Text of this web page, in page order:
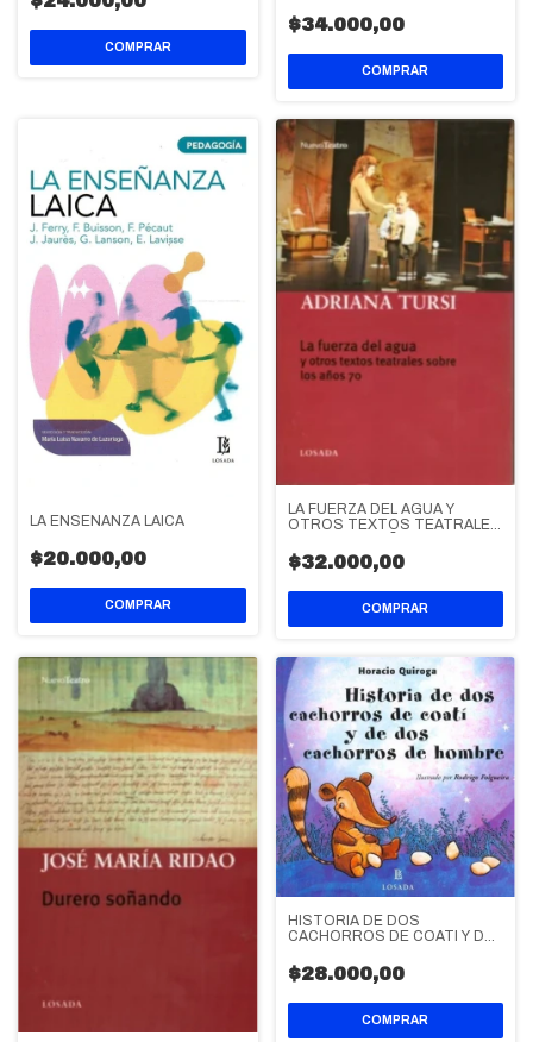
$34.000,00
LA ENSEÑANZA LAICA
$20.000,00
LA FUERZA DEL AGUA Y
OTROS TEXTOS TEATRALES
$32.000,00
HISTORIA DE DOS
CACHORROS DE COATI Y DE
$28.000,00